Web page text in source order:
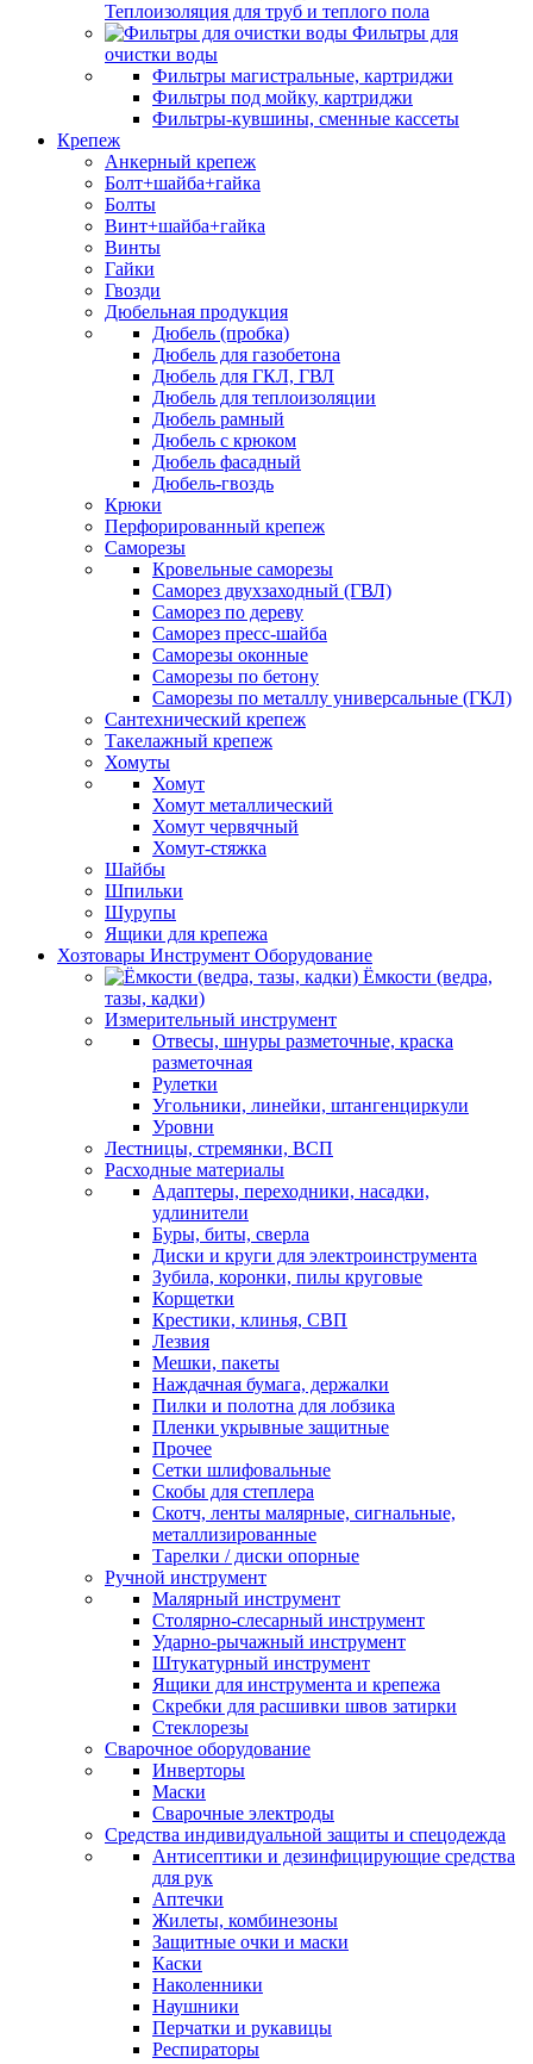
Теплоизоляция для труб и теплого пола
Фильтры для
очистки воды
Фильтры магистральные, картриджи
Фильтры под мойку, картриджи
Фильтры-кувшины, сменные кассеты
Крепеж
Анкерный крепеж
Болт+шайба+гайка
Болты
Винт+шайба+гайка
Винты
Гайки
Гвозди
Дюбельная продукция
Дюбель (пробка)
Дюбель для газобетона
Дюбель для ГКЛ, ГВЛ
Дюбель для теплоизоляции
Дюбель рамный
Дюбель с крюком
Дюбель фасадный
Дюбель-гвоздь
Крюки
Перфорированный крепеж
Саморезы
Кровельные саморезы
Саморез двухзаходный (ГВЛ)
Саморез по дереву
Саморез пресс-шайба
Саморезы оконные
Саморезы по бетону
Саморезы по металлу универсальные (ГКЛ)
Сантехнический крепеж
Такелажный крепеж
Хомуты
Хомут
Хомут металлический
Хомут червячный
Хомут-стяжка
Шайбы
Шпильки
Шурупы
Ящики для крепежа
Хозтовары Инструмент Оборудование
Ёмкости (ведра,
тазы, кадки)
Измерительный инструмент
Отвесы, шнуры разметочные, краска
разметочная
Рулетки
Угольники, линейки, штангенциркули
Уровни
Лестницы, стремянки, ВСП
Расходные материалы
Адаптеры, переходники, насадки,
удлинители
Буры, биты, сверла
Диски и круги для электроинструмента
Зубила, коронки, пилы круговые
Корщетки
Крестики, клинья, СВП
Лезвия
Мешки, пакеты
Наждачная бумага, держалки
Пилки и полотна для лобзика
Пленки укрывные защитные
Прочее
Сетки шлифовальные
Скобы для степлера
Скотч, ленты малярные, сигнальные,
металлизированные
Тарелки / диски опорные
Ручной инструмент
Малярный инструмент
Столярно-слесарный инструмент
Ударно-рычажный инструмент
Штукатурный инструмент
Ящики для инструмента и крепежа
Скребки для расшивки швов затирки
Стеклорезы
Сварочное оборудование
Инверторы
Маски
Сварочные электроды
Средства индивидуальной защиты и спецодежда
Антисептики и дезинфицирующие средства
для рук
Аптечки
Жилеты, комбинезоны
Защитные очки и маски
Каски
Наколенники
Наушники
Перчатки и рукавицы
Респираторы